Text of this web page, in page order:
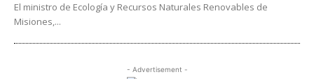
El ministro de Ecología y Recursos Naturales Renovables de
Misiones,...
- Advertisement -